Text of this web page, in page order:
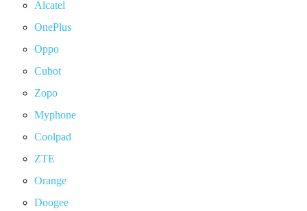
Alcatel
OnePlus
Oppo
Cubot
Zopo
Myphone
Coolpad
ZTE
Orange
Doogee